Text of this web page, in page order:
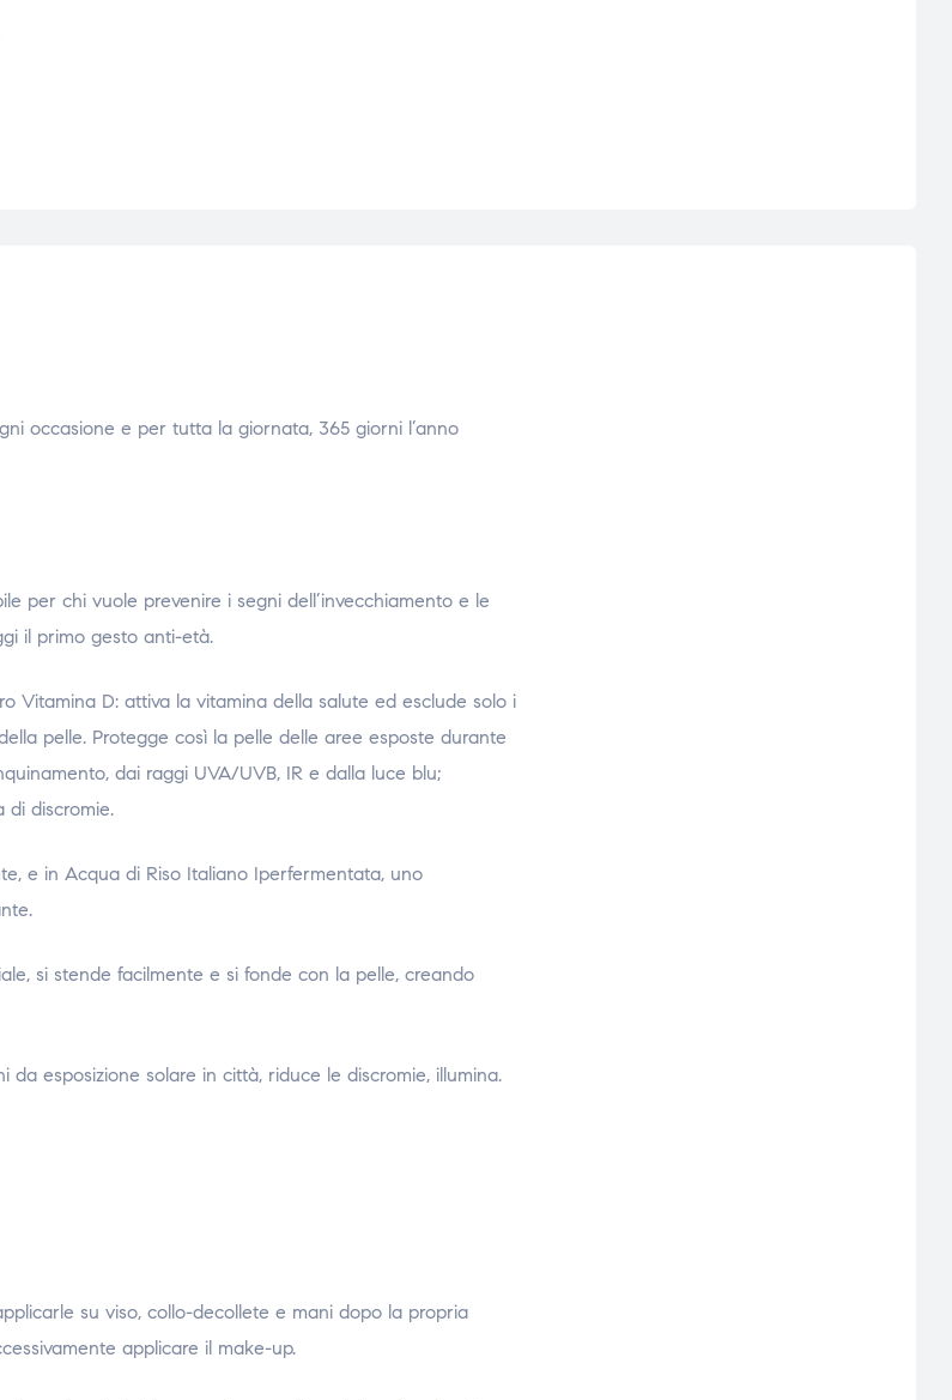
occasione e per tutta la giornata, 365 giorni l’anno
per chi vuole prevenire i segni dell’invecchiamento e le
il primo gesto anti-età.
Vitamina D: attiva la vitamina della salute ed esclude solo i
pelle. Protegge così la pelle delle aree esposte durante
dai raggi UVA/UVB, IR e dalla luce blu;
di discromie.
e in Acqua di Riso Italiano Iperfermentata, uno
si stende facilmente e si fonde con la pelle, creando
da esposizione solare in città, riduce le discromie, illumina.
su viso, collo-decollete e mani dopo la propria
applicare il make-up.